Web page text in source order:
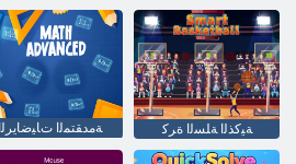
ﺔﻣﺪﻘﺘﻤﻟﺍ ﺕﺎﻴﺿﺎﻳﺮﻟﺍ ﺔﻴﻛﺬﻟﺍ ﺔﻠﺴﻟﺍ ﺓﺮﻛ